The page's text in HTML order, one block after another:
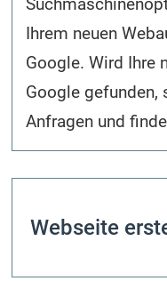
Ihrem neuen
Google. Wird Ihre
Google gefunden,
Anfragen und
Webseite